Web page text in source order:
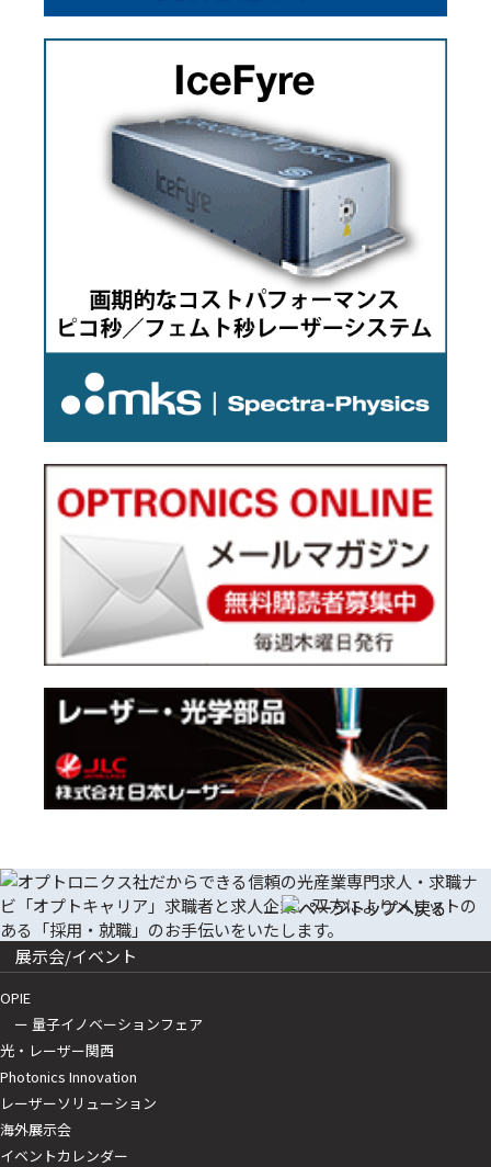
展示会/イベント
OPIE
ー 量子イノベーションフェア
光・レーザー関西
Photonics Innovation
レーザーソリューション
海外展示会
イベントカレンダー